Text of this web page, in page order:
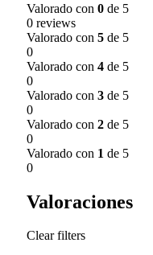
Valorado con 0 de 5
0 reviews
Valorado con 5 de 5
0
Valorado con 4 de 5
0
Valorado con 3 de 5
0
Valorado con 2 de 5
0
Valorado con 1 de 5
0
Valoraciones
Clear filters